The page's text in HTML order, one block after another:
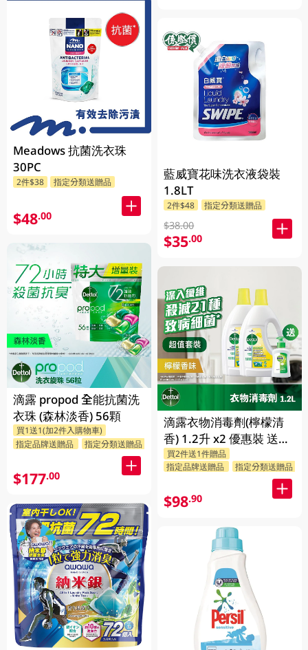
Meadows 抗菌洗衣珠
30PC
2件$38 指定分類送贈品
$48.00
滴露 propod 全能抗菌洗
衣珠 (森林淡香) 56顆
買1送1(加2件入購物車)
指定品牌送贈品
指定分類送贈品
$177.00
藍威寶花味洗衣液袋裝
1.8LT
2件$48 指定分類送贈品
$38.00
$35.00
滴露衣物消毒劑(檸檬清
香) 1.2升 x2 優惠裝 送贈
品 (贈品隨機發送)
買2件送1件贈品
指定品牌送贈品
指定分類送贈品
$98.90